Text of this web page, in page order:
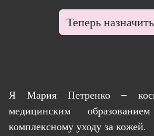
Теперь
Я Мария Петренко –
медицинским
комплексному уходу за кожей.